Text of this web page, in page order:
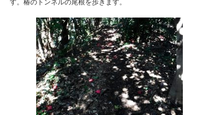
す。椿のトンネルの尾根を歩きます。